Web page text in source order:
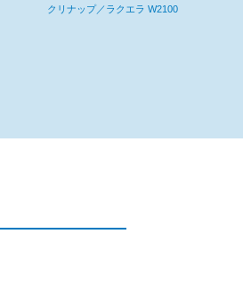
クリナップ／ラクエラ W2250